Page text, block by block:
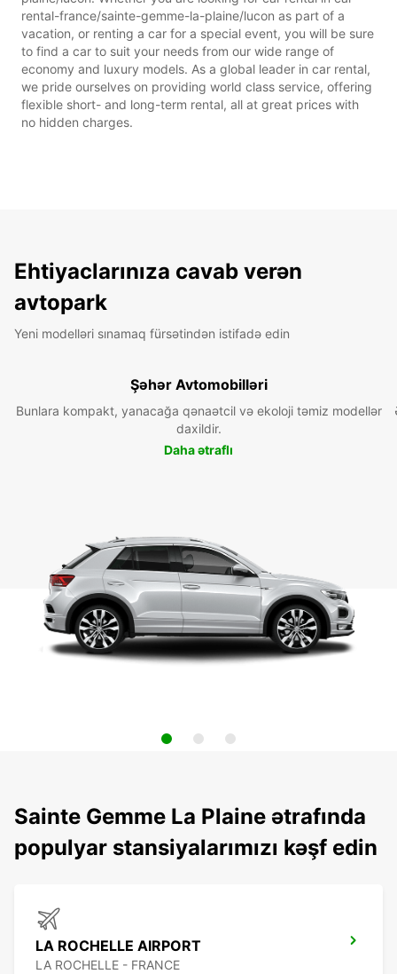
rental-france/sainte-gemme-la-plaine/lucon as part of a
vacation, or renting a car for a special event, you will be sure
to find a car to suit your needs from our wide range of
economy and luxury models. As a global leader in car rental,
we pride ourselves on providing world class service, offering
flexible short- and long-term rental, all at great prices with
no hidden charges.
Ehtiyaclarınıza cavab verən
avtopark
Yeni modelləri sınamaq fürsətindən istifadə edin
Şəhər Avtomobilləri
Bunlara kompakt, yanacağa qənaətcil və ekoloji təmiz modellər
daxildir.
Daha ətraflı
Sainte Gemme La Plaine ətrafında
populyar stansiyalarımızı kəşf edin
LA ROCHELLE AIRPORT
LA ROCHELLE - FRANCE